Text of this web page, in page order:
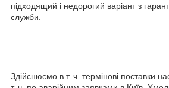
підходящий і недорогий варіант з
служби.
Здійснюємо в т. ч. термінові поставки